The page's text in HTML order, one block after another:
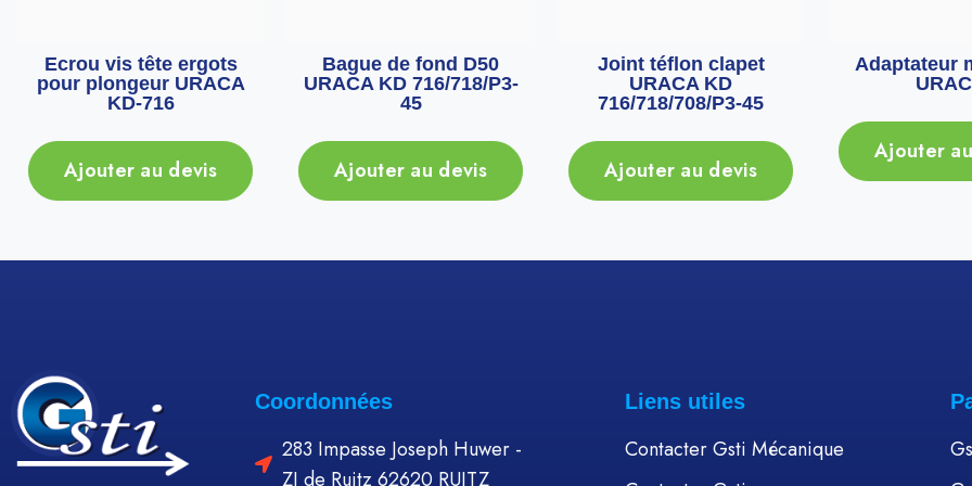
Ecrou vis tête ergots
pour plongeur URACA
KD-716
Ajouter au devis
Bague de fond D50
URACA KD 716/718/P3-
45
Ajouter au devis
Joint téflon clapet
URACA KD
716/718/708/P3-45
Ajouter au devis
Adaptateur
Ajouter
Coordonnées
283 Impasse Joseph Huwer -
ZI de Ruitz 62620 RUITZ
Liens utiles
Contacter Gsti Mécanique